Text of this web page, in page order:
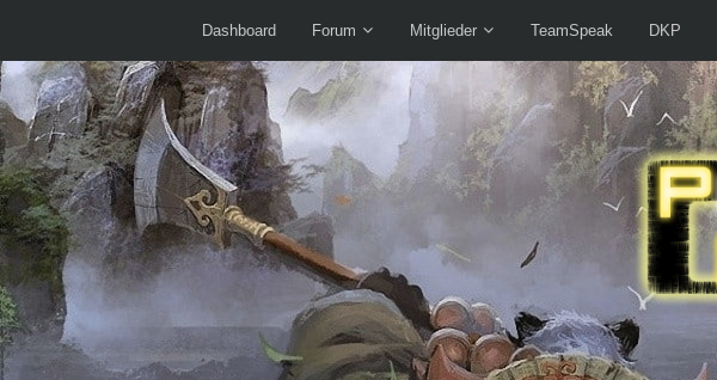
Dashboard Forum Mitglieder TeamSpeak DKP